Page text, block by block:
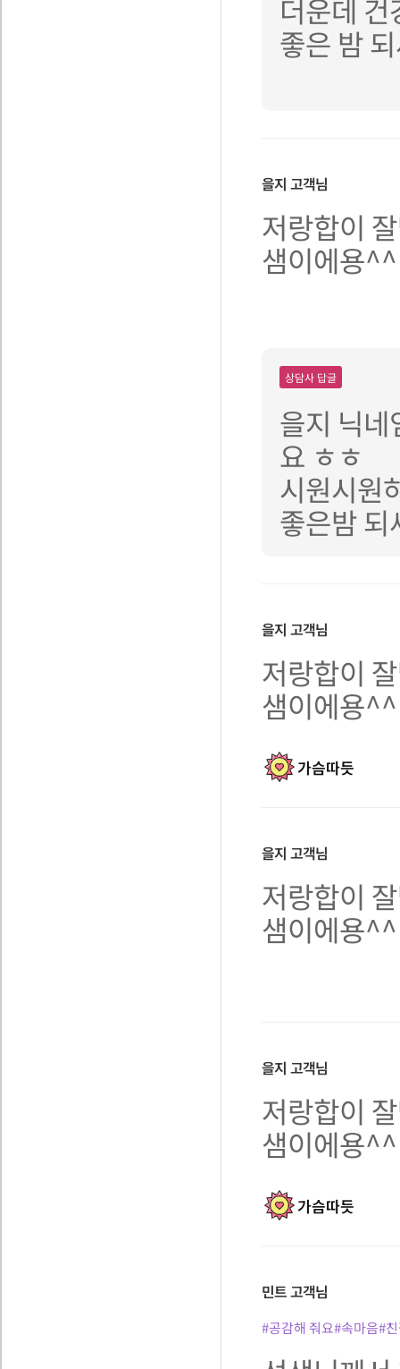
더운데
좋은 밤
을지 고객님
저랑합이
샘이에용^^
상담사 답글
을지 닉
요 ㅎㅎ
시원시원
좋은밤
을지 고객님
저랑합이
샘이에용^^
가슴따듯
을지 고객님
저랑합이
샘이에용^^
을지 고객님
저랑합이
샘이에용^^
가슴따듯
민트고객님
#공감해 줘요#속마음#